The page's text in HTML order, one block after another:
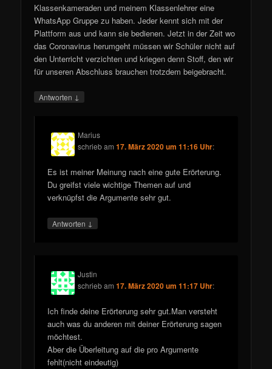
Klassenkameraden und meinem Klassenlehrer eine
WhatsApp Gruppe zu haben. Jeder kennt sich mit der
Plattform aus und kann sie bedienen. Jetzt in der Zeit wo
das Coronavirus herumgeht müssen wir Schüler nicht auf
den Unterricht verzichten und kriegen denn Stoff, den wir
für unseren Abschluss brauchen trotzdem beigebracht.
Antworten ↓
Marius
schriebam17. März 2020 um 11:16 Uhr:
Es ist meiner Meinung nach eine gute Erörterung.
Du greifst viele wichtige Themen auf und
verknüpfst die Argumente sehr gut.
Antworten ↓
Justin
schriebam17. März 2020 um 11:17 Uhr:
Ich finde deine Erörterung sehr gut.Man versteht
auch was du anderen mit deiner Erörterung sagen
möchtest.
Aber die Überleitung auf die pro Argumente
fehlt(nicht eindeutig)